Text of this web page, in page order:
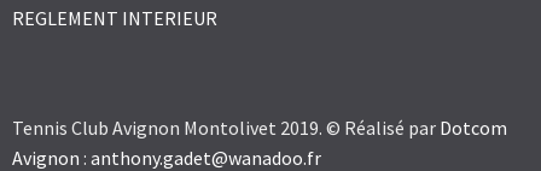
REGLEMENT INTERIEUR
Tennis Club Avignon Montolivet 2019. © Réalisé par Dotcom
Avignon : anthony.gadet@wanadoo.fr